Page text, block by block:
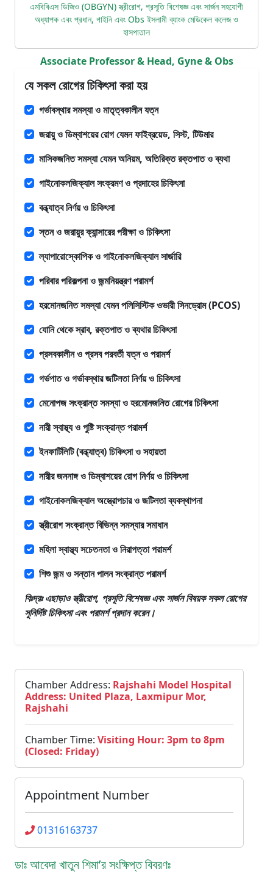
এমবিবিএস ডিজিও (OBGYN) স্ত্রীরোগ, প্রসূতি বিশেষজ্ঞ এবং সার্জন সহযোগী
অধ্যাপক এবং প্রধান, গাইনি এবং Obs ইসলামী ব্যাংক মেডিকেল কলেজ ও
হাসপাতাল
Associate Professor & Head, Gyne & Obs
যে সকল রোগের চিকিৎসা করা হয়
গর্ভাবস্থার সমস্যা ও মাতৃত্বকালীন যত্ন
জরায়ু ও ডিম্বাশয়ের রোগ যেমন ফাইব্রয়েড, সিস্ট, টিউমার
মাসিকজনিত সমস্যা যেমন অনিয়ম, অতিরিক্ত রক্তপাত ও ব্যথা
গাইনোকলজিক্যাল সংক্রমণ ও প্রদাহের চিকিৎসা
বন্ধ্যাত্ব নির্ণয় ও চিকিৎসা
স্তন ও জরায়ুর ক্যান্সারের পরীক্ষা ও চিকিৎসা
ল্যাপারোস্কোপিক ও গাইনোকলজিক্যাল সার্জারি
পরিবার পরিকল্পনা ও জন্মনিয়ন্ত্রণ পরামর্শ
হরমোনজনিত সমস্যা যেমন পলিসিস্টিক ওভারী সিনড্রোম (PCOS)
যোনি থেকে স্রাব, রক্তপাত ও ব্যথার চিকিৎসা
প্রসবকালীন ও প্রসব পরবর্তী যত্ন ও পরামর্শ
গর্ভপাত ও গর্ভাবস্থার জটিলতা নির্ণয় ও চিকিৎসা
মেনোপজ সংক্রান্ত সমস্যা ও হরমোনজনিত রোগের চিকিৎসা
নারী স্বাস্থ্য ও পুষ্টি সংক্রান্ত পরামর্শ
ইনফার্টিলিটি (বন্ধ্যাত্ব) চিকিৎসা ও সহায়তা
নারীর জননাঙ্গ ও ডিম্বাশয়ের রোগ নির্ণয় ও চিকিৎসা
গাইনোকলজিক্যাল অস্ত্রোপচার ও জটিলতা ব্যবস্থাপনা
স্ত্রীরোগ সংক্রান্ত বিভিন্ন সমস্যার সমাধান
মহিলা স্বাস্থ্য সচেতনতা ও নিরাপত্তা পরামর্শ
শিশু জন্ম ও সন্তান পালন সংক্রান্ত পরামর্শ
বিঃদ্রঃ এছাড়াওস্ত্রীরোগ, প্রসূতি বিশেষজ্ঞ এবং সার্জনবিষয়ক সকল রোগের
সুনির্দিষ্ট চিকিৎসা এবং পরামর্শ প্রদান করেন।
Chamber Address: Rajshahi Model Hospital
Address: United Plaza, Laxmipur Mor,
Rajshahi
Chamber Time: Visiting Hour: 3pm to 8pm
(Closed: Friday)
Appointment Number
01316163737
ডাঃ আবেদা খাতুন শিমা’র সংক্ষিপ্ত বিবরণঃ